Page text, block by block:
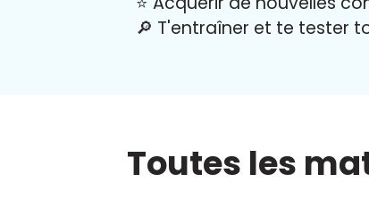
🔎 T'entraîner et te tester
Toutes les